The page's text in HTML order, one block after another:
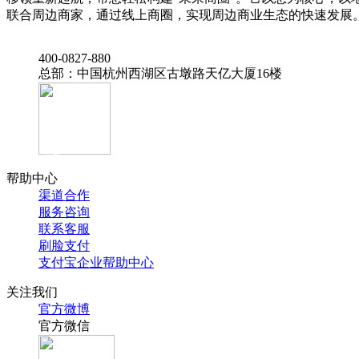
联合周边商家，通过线上商圈，实现周边商业生态的快速发展
‭400-0827-880
总部：中国杭州西湖区古墩路天亿大厦16楼
官方抖音
帮助中心
渠道合作
服务咨询
联系客服
刷脸支付
支付宝企业帮助中心
关注我们
官方微博
官方微信